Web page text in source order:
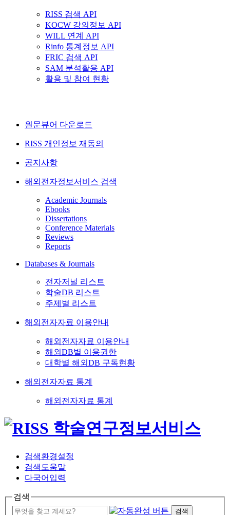
RISS 검색 API
KOCW 강의정보 API
WILL 연계 API
Rinfo 통계정보 API
FRIC 검색 API
SAM 분석활용 API
활용 및 참여 현황
원문뷰어 다운로드
RISS 개인정보 재동의
공지사항
해외전자정보서비스 검색
Academic Journals
Ebooks
Dissertations
Conference Materials
Reviews
Reports
Databases & Journals
전자저널 리스트
학술DB 리스트
주제별 리스트
해외전자자료 이용안내
해외전자자료 이용안내
해외DB별 이용권한
대학별 해외DB 구독현황
해외전자자료 통계
해외전자자료 통계
검색환경설정
검색도움말
다국어입력
검색
검색